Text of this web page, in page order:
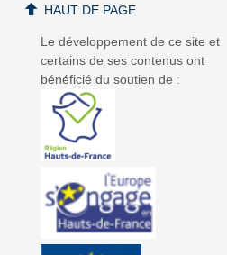
Le développement de ce site et
certains de ses contenus ont
bénéficié du soutien de :
HAUT DE PAGE